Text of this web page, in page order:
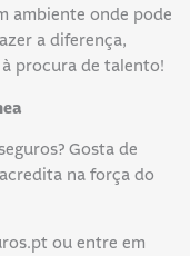
ambiente onde pode
a diferença,
procura de talento!
Gosta de
na força do
ou entre em